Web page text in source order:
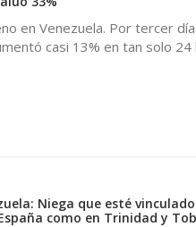
en Venezuela. Por tercer
casi 13% en tan solo
Niega que esté
como en Trinidad y